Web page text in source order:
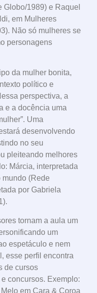
1989) e Raquel
em Mulheres
Não só mulheres se
personagens
da mulher bonita,
político e
perspectiva, a
e a docência uma
Uma
desenvolvendo
no seu
pleiteando melhores
Márcia, interpretada
mundo (Rede
por Gabriela
tornam a aula um
um
espetáculo e nem
esse perfil encontra
de cursos
concursos. Exemplo:
em Cara & Coroa